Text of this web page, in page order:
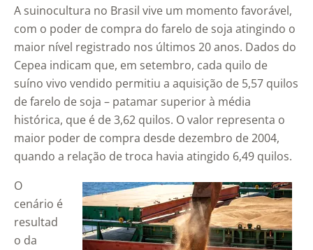
A suinocultura no Brasil vive um momento favorável,
com o poder de compra do farelo de soja atingindo o
maior nível registrado nos últimos 20 anos. Dados do
Cepea indicam que, em setembro, cada quilo de
suíno vivo vendido permitiu a aquisição de 5,57 quilos
de farelo de soja – patamar superior à média
histórica, que é de 3,62 quilos. O valor representa o
maior poder de compra desde dezembro de 2004,
quando a relação de troca havia atingido 6,49 quilos.
O
cenário é
resultad
o da